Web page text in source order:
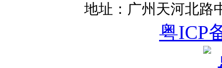
地址：广州天河北路
粤ICP